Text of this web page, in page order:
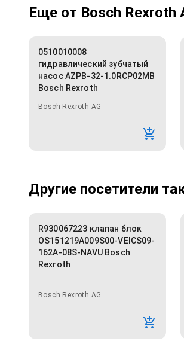
Еще от Bosch Rexroth
0510010008
гидравлический зубчатый
насос AZPB-32-1.0RCP02MB
Bosch Rexroth
Bosch Rexroth AG
Другие посетители
R930067223 клапан блок
OS151219A009S00-VEICS09-
162A-08S-NAVU Bosch
Rexroth
Bosch Rexroth AG